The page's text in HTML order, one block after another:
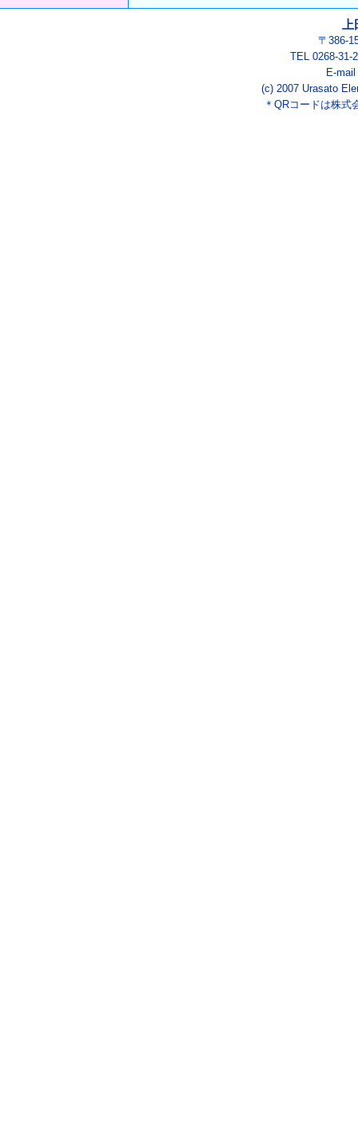
〒386-
TEL 0268-
E-mail
(c) 2007 Urasato
＊QRコードは株式